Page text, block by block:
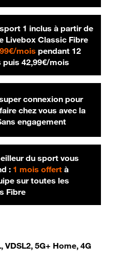
1 inclus à partir de
Livebox Classic Fibre
mois29,99 € par mois
pendant 12
puis 42,99€/mois42,99 € par
connexion pour
chez vous avec la
engagement
du sport vous
: 1 mois offertà
sur toutes les
Fibre
5G+ Home, 4G